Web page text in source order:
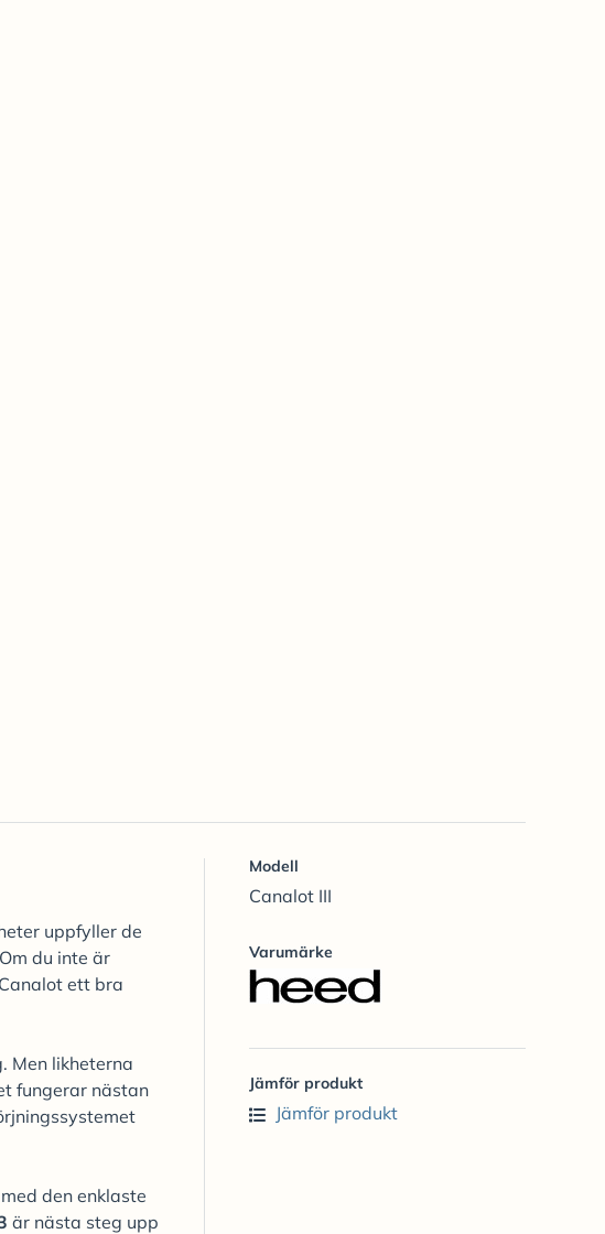
uppfyller de
du inte är
ett bra
Men likheterna
fungerar nästan
den enklaste
är nästa steg upp
Modell
Canalot III
Varumärke
Jämför produkt
Jämför produkt